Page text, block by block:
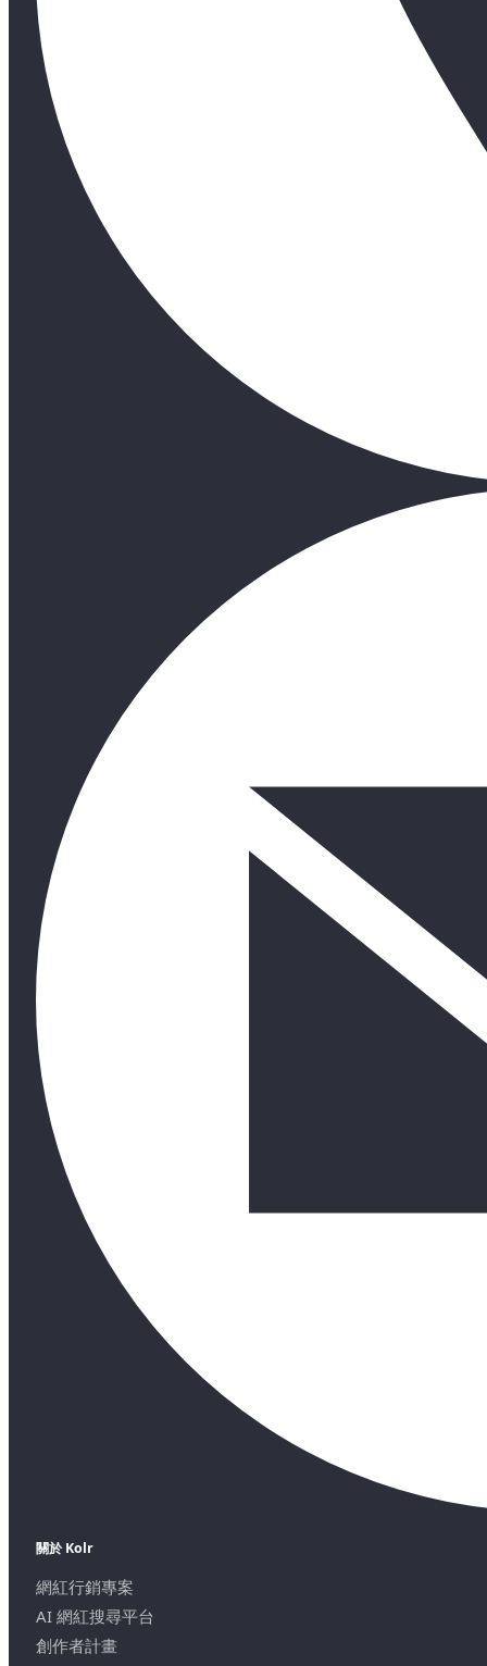
關於 Kolr
網紅行銷專案
AI 網紅搜尋平台
創作者計畫